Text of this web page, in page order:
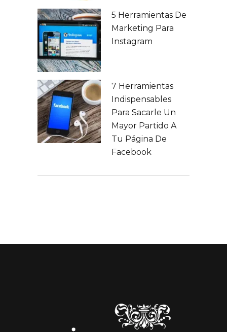
5 Herramientas De
Marketing Para
Instagram
7 Herramientas
Indispensables
Para Sacarle Un
Mayor Partido A
Tu Página De
Facebook